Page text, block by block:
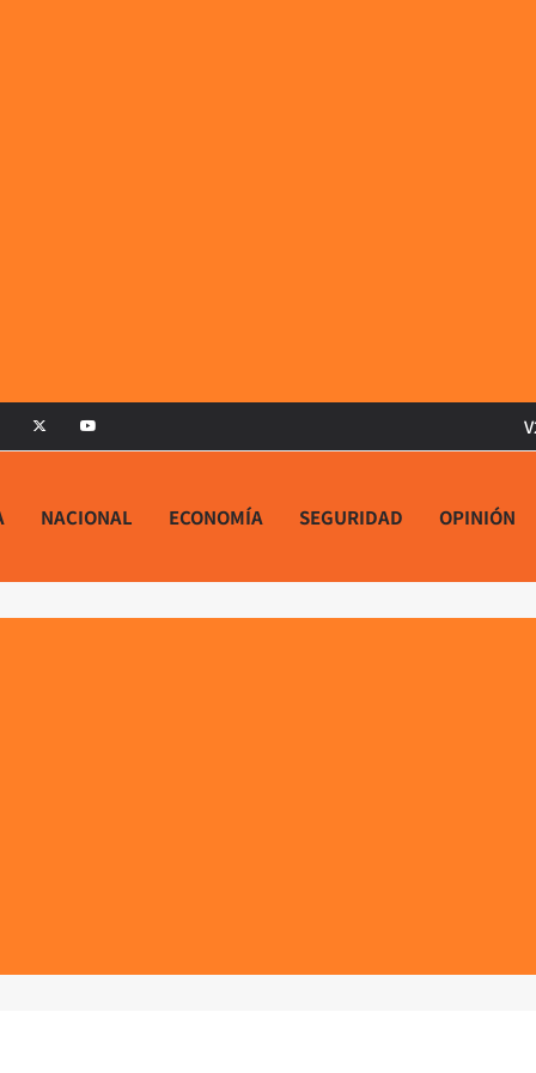
NACIONAL ECONOMÍA SEGURIDAD OPINIÓN